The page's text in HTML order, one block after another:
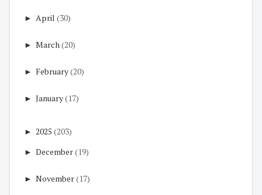
► April (30)
► March(20)
► February(20)
► January(17)
► 2025 (203)
► December(19)
► November(17)